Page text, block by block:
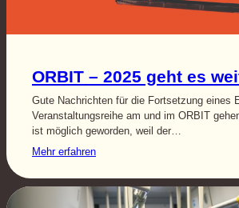
ORBIT – 2025 geht es
Gute Nachrichten für die Fortsetzung eines
Veranstaltungsreihe am und im ORBIT
ist möglich geworden, weil der…
Mehr erfahren